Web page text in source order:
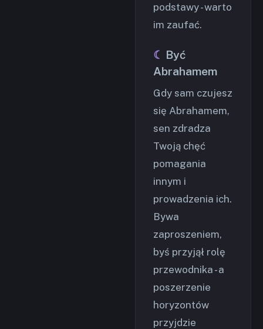
podstawy - warto
im zaufać.
Być
Abrahamem
Gdy sam czujesz
się Abrahamem,
sen zdradza
Twoją chęć
pomagania
innym i
prowadzenia ich.
Bywa
zaproszeniem,
byś przyjął rolę
przewodnika - a
poszerzenie
horyzontów
przyjdzie